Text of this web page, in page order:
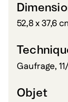
52,8 x 37,6
Gaufrage,
Objet